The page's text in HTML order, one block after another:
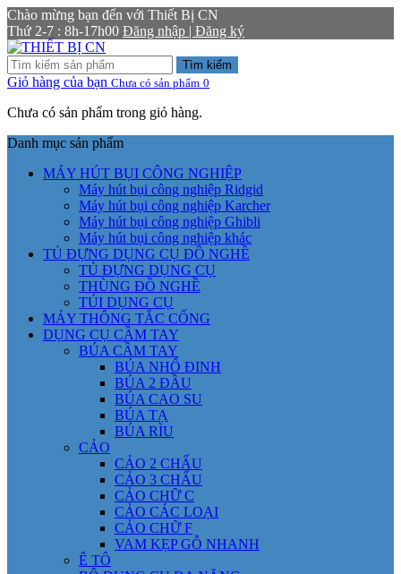
Chào mừng bạn đến với Thiết Bị CN
Thứ 2-7 : 8h-17h00 Đăng nhập | Đăng ký
Tìm kiếm
Giỏ hàng của bạn Chưa có sản phẩm 0
Chưa có sản phẩm trong giỏ hàng.
Danh mục sản phẩm
MÁY HÚT BỤI CÔNG NGHIỆP
Máy hút bụi công nghiệp Ridgid
Máy hút bụi công nghiệp Karcher
Máy hút bụi công nghiệp Ghibli
Máy hút bụi công nghiệp khác
TỦ ĐỰNG DỤNG CỤ ĐỒ NGHỀ
TỦ ĐỰNG DỤNG CỤ
THÙNG ĐỒ NGHỀ
TÚI DỤNG CỤ
MÁY THÔNG TẮC CỐNG
DỤNG CỤ CẦM TAY
BÚA CẦM TAY
BÚA NHỔ ĐINH
BÚA 2 ĐẦU
BÚA CAO SU
BÚA TẠ
BÚA RÌU
CẢO
CẢO 2 CHẤU
CẢO 3 CHẤU
CẢO CHỮ C
CẢO CÁC LOẠI
CẢO CHỮ F
VAM KẸP GỖ NHANH
Ê TÔ